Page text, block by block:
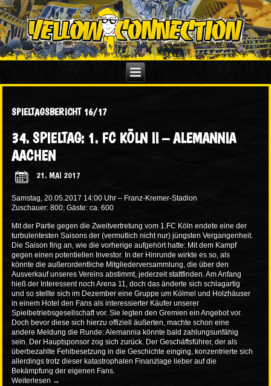
SPIELTAGSBERICHT 16/17
34. SPIELTAG: 1. FC KÖLN II – ALEMANNIA
AACHEN
21. MAI 2017
Samstag, 20.05.2017 14:00 Uhr – Franz-Kremer-Stadion
Zuschauer: 800; Gäste: ca. 600
Mit der Partie gegen die Zweitvertretung vom 1.FC Köln endete eine der
turbulentesten Saisons der (vermutlich nicht nur) jüngsten Vergangenheit.
Die Saison fing an, wie die vorherige aufgehört hatte: Mit dem Kampf
gegen einen potentiellen Investor. In der Hinrunde wirkte es so, als
könnte die außerordentliche Mitgliederversammlung, die über den
Ausverkauf unseres Vereins abstimmt, jederzeit stattfinden. Am Anfang
hieß der Interessent noch Arena 11, doch das änderte sich schlagartig
und so stellte sich im Dezember eine Gruppe um Kölmel und Holzhäuser
in einem Hotel den Fans als interessierter Käufer unserer
Spielbetriebsgesellschaft vor. Sie legten den Gremien ein Angebot vor.
Doch bevor diese sich hierzu offiziell äußerten, machte schon eine
andere Meldung die Runde: Alemannia könnte bald zahlungsunfähig
sein. Der Hauptsponsor zog sich zurück. Der Geschäftsführer, der als
überbezahlte Fehlbesetzung in die Geschichte einging, konzentrierte sich
allerdings trotz dieser katastrophalen Finanzlage lieber auf die
Bekämpfung der eigenen Fans.
Weiterlesen →